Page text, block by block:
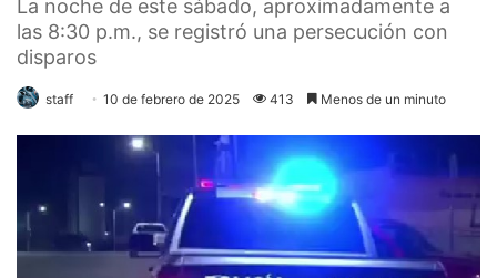
La noche de este sábado, aproximadamente a
las 8:30 p.m., se registró una persecución con
disparos
staff 10 de febrero de 2025 413 Menos de un minuto